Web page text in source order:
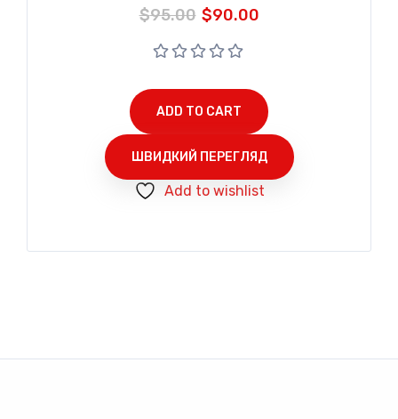
$95.00 Original
was:
$95.00.
$90.00
Current
is:
$90.00.
ADD TO CART
ШВИДКИЙ ПЕРЕГЛЯД
Add to wishlist